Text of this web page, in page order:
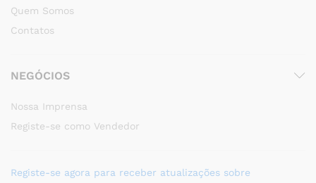
Quem Somos
Contatos
NEGÓCIOS
Nossa Imprensa
Registe-se como Vendedor
Registe-se agora para receber atualizações sobre